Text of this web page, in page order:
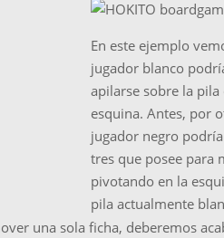
En este ejemplo
jugador blanco
apilarse sobre la pila
esquina. Antes, por
jugador negro
tres que posee para
pivotando en la
pila actualmente
una sola ficha, deberemos